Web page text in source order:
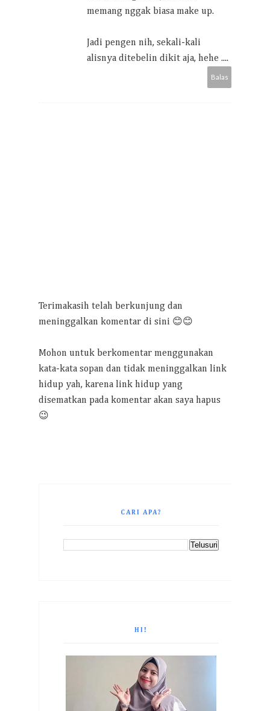
memang nggak biasa make up.
Jadi pengen nih, sekali-kali
alisnya ditebelin dikit aja, hehe ....
Balas
Terimakasih telah berkunjung dan
meninggalkan komentar di sini 😊😊
Mohon untuk berkomentar menggunakan
kata-kata sopan dan tidak meninggalkan link
hidup yah, karena link hidup yang
disematkan pada komentar akan saya hapus
😉
CARI APA?
HI!